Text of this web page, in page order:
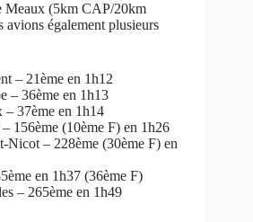
Meaux (5km CAP/20km
également plusieurs
– 21ème en 1h12
– 36ème en 1h13
37ème en 1h14
156ème (10ème F) en 1h26
Nicot – 228ème (30ème F) en
en 1h37 (36ème F)
– 265ème en 1h49